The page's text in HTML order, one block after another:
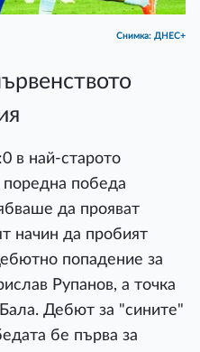
Снимка: ДНЕС+
в най-старото
поредна победа
да прояват
начин да пробият
попадение за
Рупанов, а точка
Дебют за "сините"
бе първа за